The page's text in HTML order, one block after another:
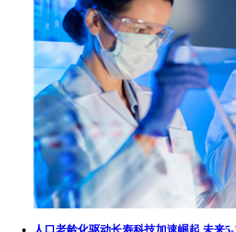
人口老龄化驱动长寿科技加速崛起 未来5-